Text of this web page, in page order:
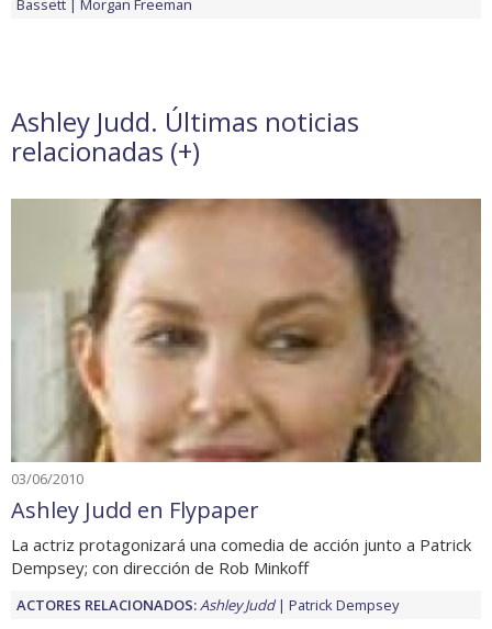
Bassett
Morgan Freeman
Ashley Judd. Últimas noticias
relacionadas (+)
03/06/2010
Ashley Judd en Flypaper
La actriz protagonizará una comedia de acción junto a Patrick
Dempsey; con dirección de Rob Minkoff
ACTORES RELACIONADOS:Ashley Judd Patrick Dempsey